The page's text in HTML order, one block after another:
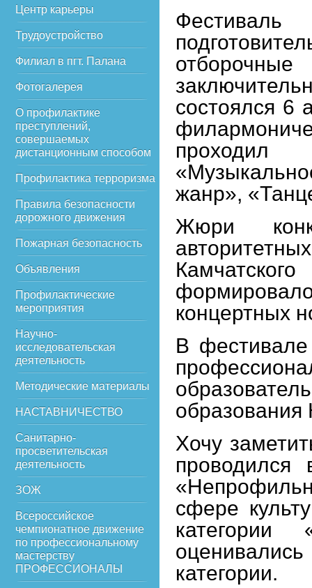
Центр карьеры
Трудоустройство
Филиал в пгт. Палана
Фотогалерея
О профилактике
преступлений,
совершаемых
дистанционным способом
Профилактика терроризма
Правила безопасности
дорожного движения
Пожарная безопасность
Объявления
Профилактические
мероприятия
Научно-
исследовательская
деятельность
Методические материалы
НАСТАВНИЧЕСТВО
Санитарно-
просветительская
деятельность
ЗОЖ
Всероссийское
чемпионатное движение
по профессиональному
мастерству
ПРОФЕССИОНАЛЫ
состоялся 6
жанр»,
Жюри
концертных
В
образования
Хочу
проводился
сфере
категории
категории.